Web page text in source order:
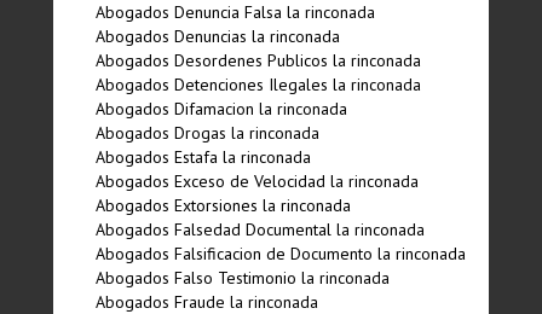
Abogados Denuncia Falsa la rinconada
Abogados Denuncias la rinconada
Abogados Desordenes Publicos la rinconada
Abogados Detenciones Ilegales la rinconada
Abogados Difamacion la rinconada
Abogados Drogas la rinconada
Abogados Estafa la rinconada
Abogados Exceso de Velocidad la rinconada
Abogados Extorsiones la rinconada
Abogados Falsedad Documental la rinconada
Abogados Falsificacion de Documento la rinconada
Abogados Falso Testimonio la rinconada
Abogados Fraude la rinconada